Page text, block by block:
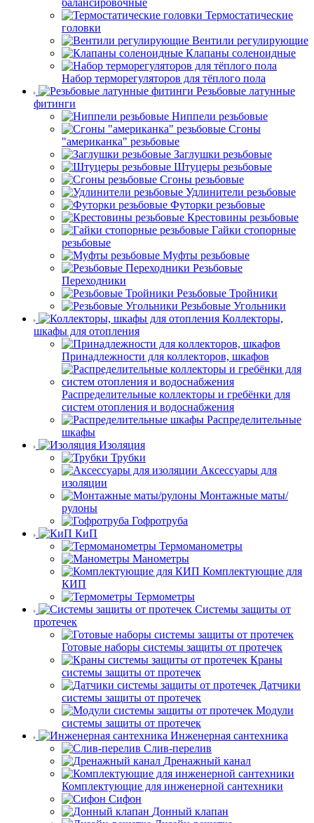
балансировочные
Термостатические
головки
Вентили регулирующие
Клапаны соленоидные
Набор терморегуляторов для тёплого пола
Резьбовые латунные
фитинги
Ниппели резьбовые
Сгоны
"американка" резьбовые
Заглушки резьбовые
Штуцеры резьбовые
Сгоны резьбовые
Удлинители резьбовые
Футорки резьбовые
Крестовины резьбовые
Гайки стопорные
резьбовые
Муфты резьбовые
Резьбовые
Переходники
Резьбовые Тройники
Резьбовые Угольники
Коллекторы,
шкафы для отопления
Принадлежности для коллекторов, шкафов
Распределительные коллекторы и гребёнки для
систем отопления и водоснабжения
Распределительные
шкафы
Изоляция
Трубки
Аксессуары для
изоляции
Монтажные маты/
рулоны
Гофротруба
КиП
Термоманометры
Манометры
Комплектующие для
КИП
Термометры
Системы защиты от
протечек
Готовые наборы системы защиты от протечек
Краны
системы защиты от протечек
Датчики
системы защиты от протечек
Модули
системы защиты от протечек
Инженерная сантехника
Слив-перелив
Дренажный канал
Комплектующие для инженерной сантехники
Сифон
Донный клапан